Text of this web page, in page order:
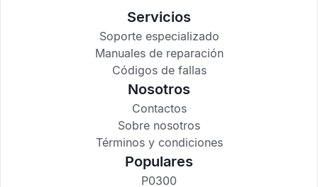
Servicios
Soporte especializado
Manuales de reparación
Códigos de fallas
Nosotros
Contactos
Sobre nosotros
Términos y condiciones
Populares
P0300